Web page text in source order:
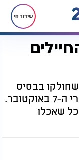
שידור חי
שחולקו בבסיס
צה״ל למחבלים שנתפסו ונאצרו אחרי ה-7 באוקטובר.
שאכלו